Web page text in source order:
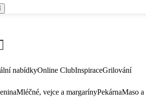
nabídkyOnline ClubInspiraceGrilování
Mléčné, vejce a margarínyPekárnaMaso